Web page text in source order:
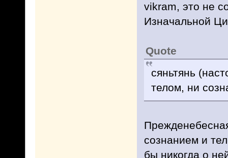
vikram, это не
Изначальной
Quote
сяньтянь
телом, ни
сознанием и
бы никогда о